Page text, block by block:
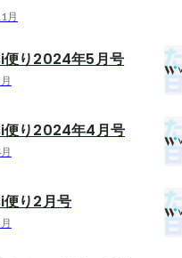
月
り2024年5月号
り2024年4月号
り2月号